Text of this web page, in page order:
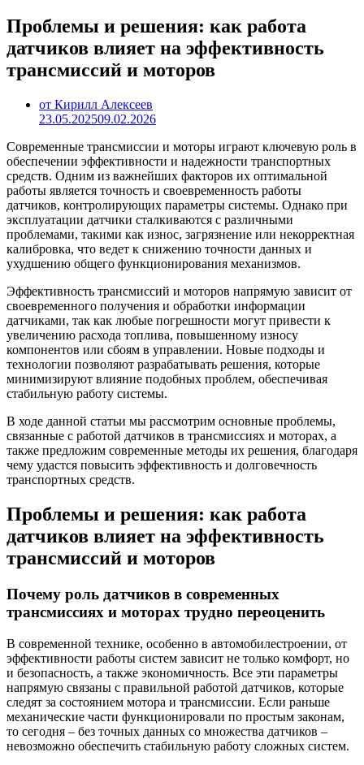
Проблемы и решения: как работа
датчиков влияет на эффективность
трансмиссий и моторов
от Кирилл Алексеев
23.05.202509.02.2026
Современные трансмиссии и моторы играют ключевую роль в
обеспечении эффективности и надежности транспортных
средств. Одним из важнейших факторов их оптимальной
работы является точность и своевременность работы
датчиков, контролирующих параметры системы. Однако при
эксплуатации датчики сталкиваются с различными
проблемами, такими как износ, загрязнение или некорректная
калибровка, что ведет к снижению точности данных и
ухудшению общего функционирования механизмов.
Эффективность трансмиссий и моторов напрямую зависит от
своевременного получения и обработки информации
датчиками, так как любые погрешности могут привести к
увеличению расхода топлива, повышенному износу
компонентов или сбоям в управлении. Новые подходы и
технологии позволяют разрабатывать решения, которые
минимизируют влияние подобных проблем, обеспечивая
стабильную работу системы.
В ходе данной статьи мы рассмотрим основные проблемы,
связанные с работой датчиков в трансмиссиях и моторах, а
также предложим современные методы их решения, благодаря
чему удастся повысить эффективность и долговечность
транспортных средств.
Проблемы и решения: как работа
датчиков влияет на эффективность
трансмиссий и моторов
Почему роль датчиков в современных
трансмиссиях и моторах трудно переоценить
В современной технике, особенно в автомобилестроении, от
эффективности работы систем зависит не только комфорт, но
и безопасность, а также экономичность. Все эти параметры
напрямую связаны с правильной работой датчиков, которые
следят за состоянием мотора и трансмиссии. Если раньше
механические части функционировали по простым законам,
то сегодня – без точных данных со множества датчиков –
невозможно обеспечить стабильную работу сложных систем.